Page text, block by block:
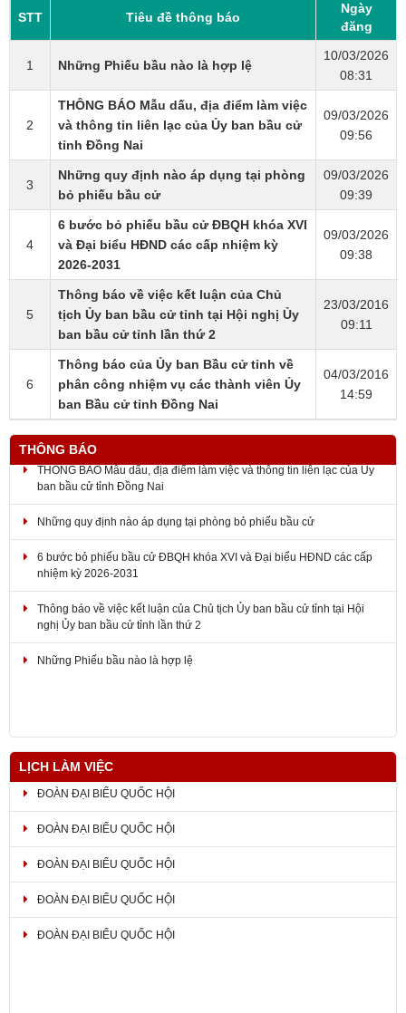
STT Tiêu đề thông báo
Ngày
đăng
1 Những Phiếu bầu nào là hợp lệ
10/03/2026
08:31
2
THÔNG BÁO Mẫu dấu, địa điểm làm việc
và thông tin liên lạc của Ủy ban bầu cử
tỉnh Đồng Nai
09/03/2026
09:56
3
Những quy định nào áp dụng tại phòng
bỏ phiếu bầu cử
09/03/2026
09:39
4
6 bước bỏ phiếu bầu cử ĐBQH khóa XVI
và Đại biểu HĐND các cấp nhiệm kỳ
2026-2031
09/03/2026
09:38
5
Thông báo về việc kết luận của Chủ
tịch Ủy ban bầu cử tỉnh tại Hội nghị Ủy
ban bầu cử tỉnh lần thứ 2
23/03/2016
09:11
6
Thông báo của Ủy ban Bầu cử tỉnh về
phân công nhiệm vụ các thành viên Ủy
ban Bầu cử tỉnh Đồng Nai
04/03/2016
14:59
THÔNG BÁO
THÔNG BÁO Mẫu dấu, địa điểm làm việc và thông tin liên lạc của Ủy
ban bầu cử tỉnh Đồng Nai
Những quy định nào áp dụng tại phòng bỏ phiếu bầu cử
6 bước bỏ phiếu bầu cử ĐBQH khóa XVI và Đại biểu HĐND các cấp
nhiệm kỳ 2026-2031
Thông báo về việc kết luận của Chủ tịch Ủy ban bầu cử tỉnh tại Hội
nghị Ủy ban bầu cử tỉnh lần thứ 2
Những Phiếu bầu nào là hợp lệ
LỊCH LÀM VIỆC
ĐOÀN ĐẠI BIỂU QUỐC HỘI
ĐOÀN ĐẠI BIỂU QUỐC HỘI
ĐOÀN ĐẠI BIỂU QUỐC HỘI
ĐOÀN ĐẠI BIỂU QUỐC HỘI
ĐOÀN ĐẠI BIỂU QUỐC HỘI